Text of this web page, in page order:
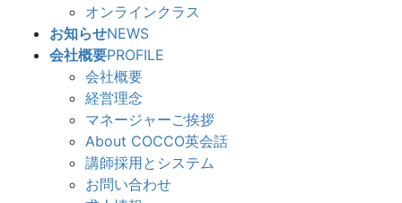
オンラインクラス
お知らせNEWS
会社概要PROFILE
会社概要
経営理念
マネージャーご挨拶
About COCCO英会話
講師採用とシステム
お問い合わせ